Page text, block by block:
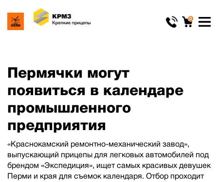
0
Пермячки могут
появиться в календаре
промышленного
предприятия
«Краснокамский ремонтно-механический завод»,
выпускающий прицепы для легковых автомобилей под
брендом «Экспедиция», ищет самых красивых девушек
Перми и края для съемок календаря. Отбор проходит